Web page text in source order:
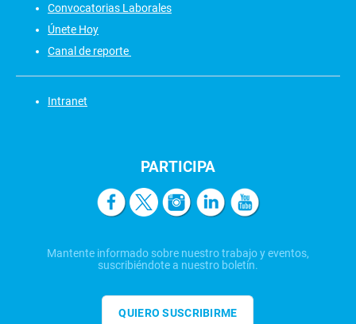
Convocatorias Laborales
Únete Hoy
Canal de reporte
Intranet
PARTICIPA
Mantente informado sobre nuestro trabajo y eventos,
suscribiéndote a nuestro boletín.
QUIERO SUSCRIBIRME